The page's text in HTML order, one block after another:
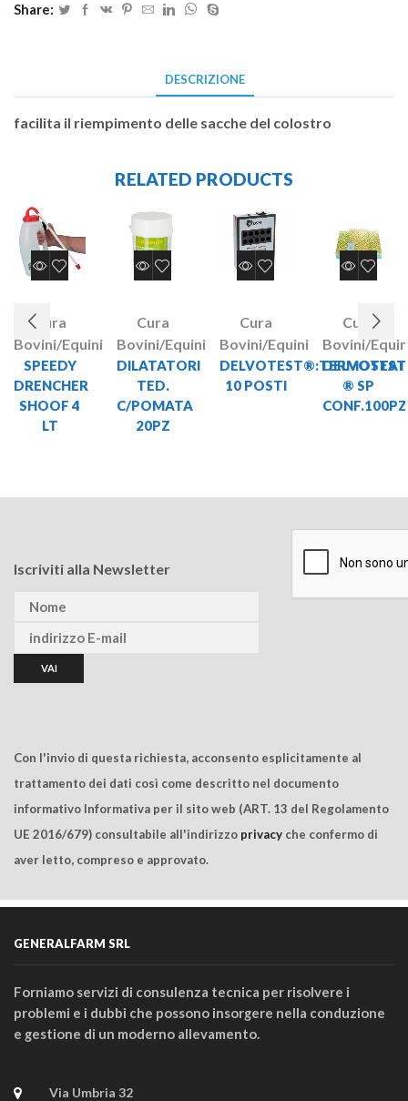
Share:
DESCRIZIONE
facilita il riempimento delle sacche del colostro
RELATED PRODUCTS
Cura
Bovini/Equini
SPEEDY
DRENCHER
SHOOF 4
LT
Cura
Bovini/Equini
DILATATORI
TED.
C/POMATA
20PZ
Cura
Bovini/Equini
10 POSTI
Cura
Bovini/
DELVOTEST
® SP
CONF.100PZ
Iscriviti alla Newsletter
Con l'invio di questa richiesta, acconsento esplicitamente al
trattamento dei dati così come descritto nel documento
informativo Informativa per il sito web (ART. 13 del Regolamento
UE 2016/679) consultabile all'indirizzo privacy che confermo di
aver letto, compreso e approvato.
GENERALFARM SRL
Forniamo servizi di consulenza tecnica per risolvere i
problemi e i dubbi che possono insorgere nella conduzione
e gestione di un moderno allevamento.
Via Umbria 32